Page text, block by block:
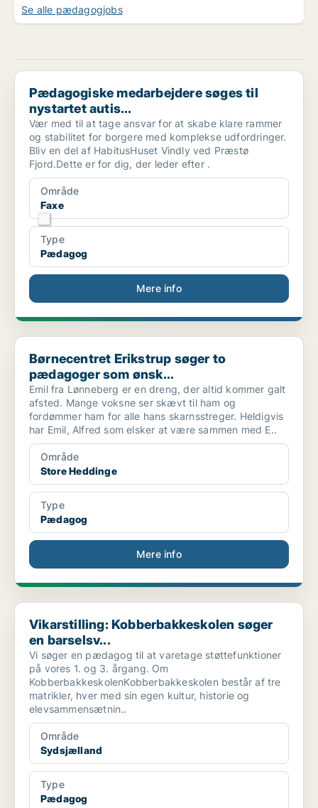
Se alle pædagogjobs
Pædagogiske medarbejdere søges til nystartet autis...
Pædagogiske medarbejdere søges til
nystartet autis...
Vær med til at tage ansvar for at skabe klare rammer
og stabilitet for borgere med komplekse udfordringer.
Bliv en del af HabitusHuset Vindly ved Præstø
Fjord.Dette er for dig, der leder efter .
Område
Faxe
Type
Pædagog
Mere info
Børnecentret Erikstrup søger to pædagoger som ønsk...
Børnecentret Erikstrup søger to
pædagoger som ønsk...
Emil fra Lønneberg er en dreng, der altid kommer galt
afsted. Mange voksne ser skævt til ham og
fordømmer ham for alle hans skarnsstreger. Heldigvis
har Emil, Alfred som elsker at være sammen med E..
Område
Store Heddinge
Type
Pædagog
Mere info
Vikarstilling: Kobberbakkeskolen søger en barselsv...
Vikarstilling: Kobberbakkeskolen søger
en barselsv...
Vi søger en pædagog til at varetage støttefunktioner
på vores 1. og 3. årgang. Om
KobberbakkeskolenKobberbakkeskolen består af tre
matrikler, hver med sin egen kultur, historie og
elevsammensætnin..
Område
Sydsjælland
Type
Pædagog